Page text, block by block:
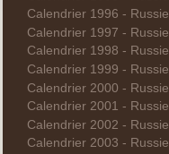
Calendrier 1996 - Russie
Calendrier 1997 - Russie
Calendrier 1998 - Russie
Calendrier 1999 - Russie
Calendrier 2000 - Russie
Calendrier 2001 - Russie
Calendrier 2002 - Russie
Calendrier 2003 - Russie